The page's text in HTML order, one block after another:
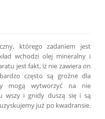
którego zadaniem jest
wchodzi olej mineralny i
jest fakt, iż nie zawiera on
często są groźne dla
mogą wytworzyć na nie
wszy i gnidy duszą się i są
już po kwadransie.